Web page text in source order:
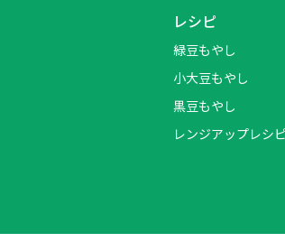
レシピ
緑豆もやし
小大豆もやし
黒豆もやし
レンジアップレシピ